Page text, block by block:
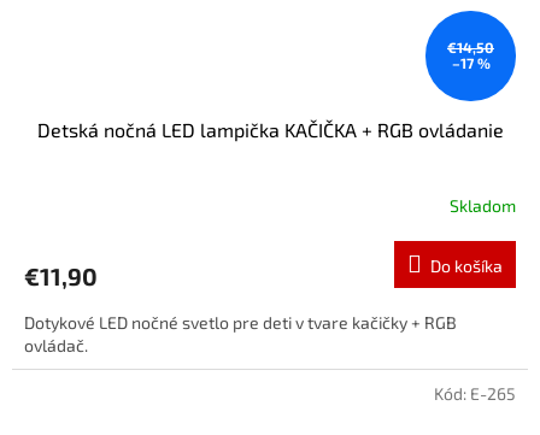
€14,50
–17 %
Detská nočná LED lampička KAČIČKA + RGB ovládanie
Skladom
€11,90 Do košíka
Dotykové LED nočné svetlo pre deti v tvare kačičky + RGB
ovládač.
Kód: E-265